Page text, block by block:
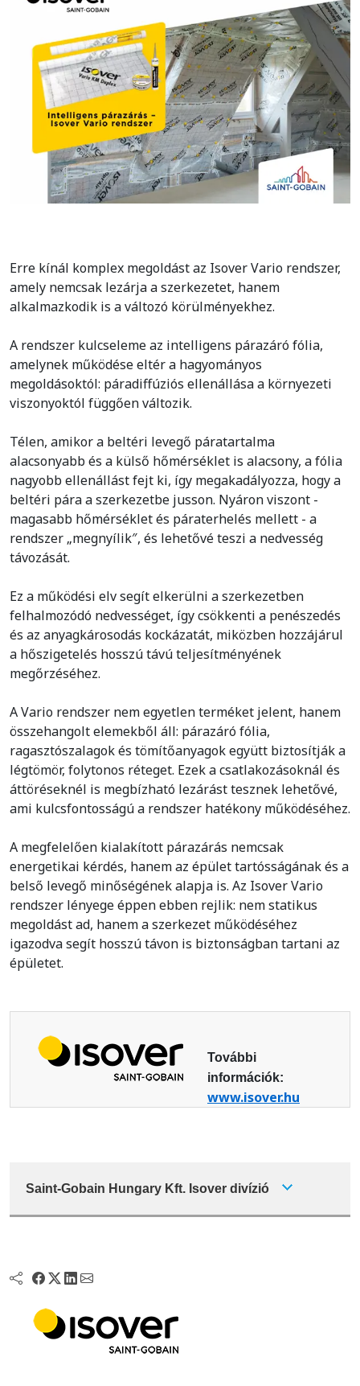
Erre kínál komplex megoldást az Isover Vario rendszer,
amely nemcsak lezárja a szerkezetet, hanem
alkalmazkodik is a változó körülményekhez.
A rendszer kulcseleme az intelligens párazáró fólia,
amelynek működése eltér a hagyományos
megoldásoktól: páradiffúziós ellenállása a környezeti
viszonyoktól függően változik.
Télen, amikor a beltéri levegő páratartalma
alacsonyabb és a külső hőmérséklet is alacsony, a fólia
nagyobb ellenállást fejt ki, így megakadályozza, hogy a
beltéri pára a szerkezetbe jusson. Nyáron viszont -
magasabb hőmérséklet és páraterhelés mellett - a
rendszer „megnyílik″, és lehetővé teszi a nedvesség
távozását.
Ez a működési elv segít elkerülni a szerkezetben
felhalmozódó nedvességet, így csökkenti a penészedés
és az anyagkárosodás kockázatát, miközben hozzájárul
a hőszigetelés hosszú távú teljesítményének
megőrzéséhez.
A Vario rendszer nem egyetlen terméket jelent, hanem
összehangolt elemekből áll: párazáró fólia,
ragasztószalagok és tömítőanyagok együtt biztosítják a
légtömör, folytonos réteget. Ezek a csatlakozásoknál és
áttöréseknél is megbízható lezárást tesznek lehetővé,
ami kulcsfontosságú a rendszer hatékony működéséhez.
A megfelelően kialakított párazárás nemcsak
energetikai kérdés, hanem az épület tartósságának és a
belső levegő minőségének alapja is. Az Isover Vario
rendszer lényege éppen ebben rejlik: nem statikus
megoldást ad, hanem a szerkezet működéséhez
igazodva segít hosszú távon is biztonságban tartani az
épületet.
További
információk:
www.isover.hu
Saint-Gobain Hungary Kft. Isover divízió